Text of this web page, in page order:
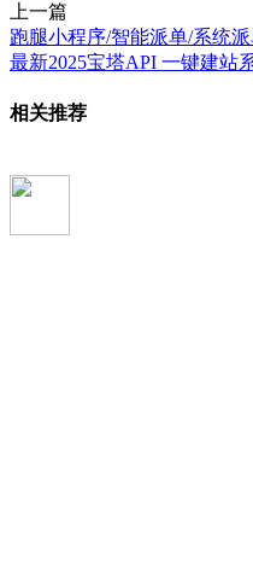
上一篇
跑腿小程序/智能派单/系统
最新2025宝塔API 一键建站
相关推荐